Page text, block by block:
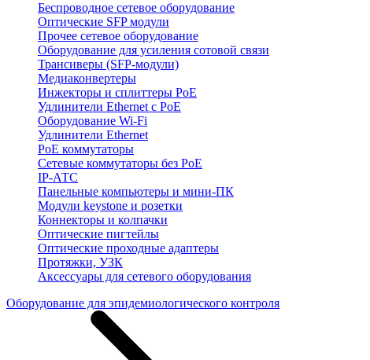
Беспроводное сетевое оборудование
Оптические SFP модули
Прочее сетевое оборудование
Оборудование для усиления сотовой связи
Трансиверы (SFP-модули)
Медиаконвертеры
Инжекторы и сплиттеры PoE
Удлинители Ethernet с PoE
Оборудование Wi-Fi
Удлинители Ethernet
PoE коммутаторы
Сетевые коммутаторы без PoE
IP-АТС
Панельные компьютеры и мини-ПК
Модули keystone и розетки
Коннекторы и колпачки
Оптические пигтейлы
Оптические проходные адаптеры
Протяжки, УЗК
Аксессуары для сетевого оборудования
Оборудование для эпидемиологического контроля